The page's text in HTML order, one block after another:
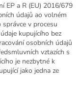
EP a R (EU) 2016/679
údajů ao volném
v procesu
kupujícího bez
osobních údajů
vztazích s
je nezbytné k
jako jedna ze